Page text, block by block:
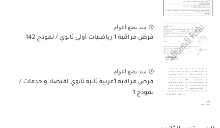
منذ بضع اعوام
فرض مراقبة 1 رياضيات أولى ثانوي / نموذج 142
منذ بضع اعوام
فرض مراقبة 1عربية ثانية ثانوي اقتصاد و خدمات /
نموذج 1